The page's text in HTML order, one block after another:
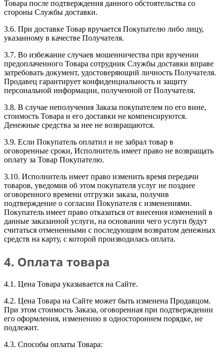
Товара после подтверждения данного обстоятельства со
стороны Службы доставки.
3.6. При доставке Товар вручается Покупателю либо лицу,
указанному в качестве Получателя.
3.7. Во избежание случаев мошенничества при вручении
предоплаченного Товара сотрудник Службы доставки вправе
затребовать документ, удостоверяющий личность Получателя.
Продавец гарантирует конфиденциальность и защиту
персональной информации, полученной от Получателя.
3.8. В случае неполучения Заказа покупателем по его вине,
стоимость Товара и его доставки не компенсируются.
Денежные средства за нее не возвращаются.
3.9. Если Покупатель оплатил и не забрал товар в
оговоренные сроки, Исполнитель имеет право не возвращать
оплату за Товар Покупателю.
3.10. Исполнитель имеет право изменить время передачи
товаров, уведомив об этом покупателя услуг не позднее
оговоренного времени отгрузки заказа, получив
подтверждение о согласии Покупателя с изменениями.
Покупатель имеет право отказаться от внесения изменений в
данные заказанной услуги, на основании чего услуги будут
считаться отмененными с последующим возвратом денежных
средств на карту, с которой производилась оплата.
4. Оплата товара
4.1. Цена Товара указывается на Сайте.
4.2. Цена Товара на Сайте может быть изменена Продавцом.
При этом стоимость Заказа, оговоренная при подтверждении
его оформления, изменению в одностороннем порядке, не
подлежит.
4.3. Способы оплаты Товара: